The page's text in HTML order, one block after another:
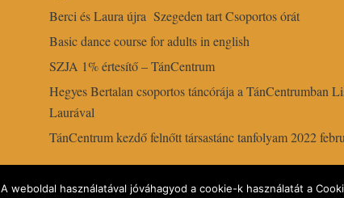
Berci és Laura újra Szegeden tart Csoportos órát
Basic dance course for adults in english
SZJA 1% értesítő – TánCentrum
Hegyes Bertalan csoportos táncórája a TánCentrumban
Laurával
TánCentrum kezdő felnőtt társastánc tanfolyam 2022
A weboldal használatával jóváhagyod a cookie-k használatát a